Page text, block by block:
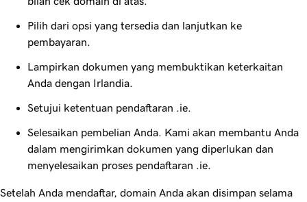
Pilih dari opsi yang tersedia dan lanjutkan ke
pembayaran.
Lampirkan dokumen yang membuktikan keterkaitan
Anda dengan Irlandia.
Setujui ketentuan pendaftaran .ie.
Selesaikan pembelian Anda. Kami akan membantu Anda
dalam mengirimkan dokumen yang diperlukan dan
menyelesaikan proses pendaftaran .ie.
Setelah Anda mendaftar, domain Anda akan disimpan selama